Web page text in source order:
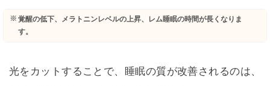
覚醒の低下、メラトニンレベルの上昇、レム睡眠の時間が長くなりま
す。
光をカットすることで、睡眠の質が改善されるのは、